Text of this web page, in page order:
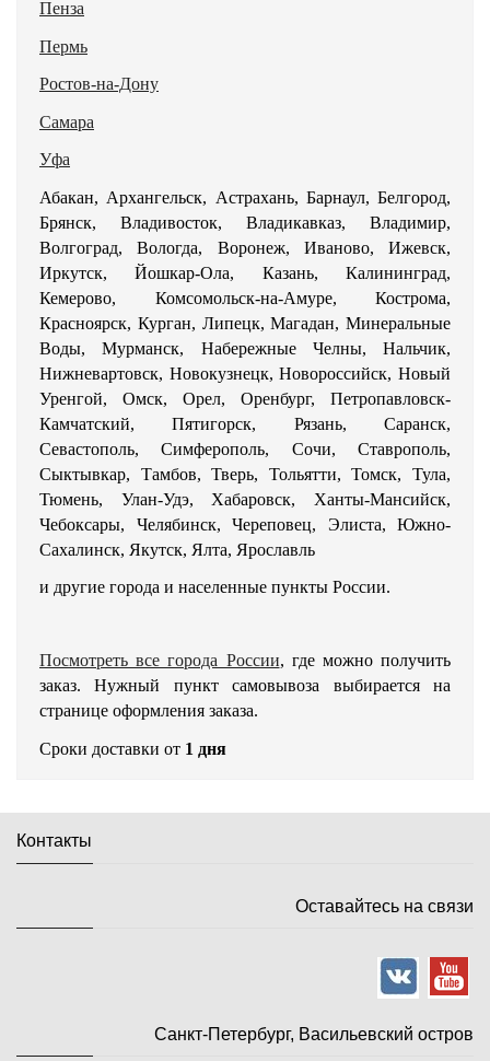
Пенза
Пермь
Ростов-на-Дону
Самара
Уфа
Абакан, Архангельск, Астрахань, Барнаул, Белгород,
Брянск, Владивосток, Владикавказ, Владимир,
Волгоград, Вологда, Воронеж, Иваново, Ижевск,
Иркутск, Йошкар-Ола, Казань, Калининград,
Кемерово, Комсомольск-на-Амуре, Кострома,
Красноярск, Курган, Липецк, Магадан, Минеральные
Воды, Мурманск, Набережные Челны, Нальчик,
Нижневартовск, Новокузнецк, Новороссийск, Новый
Уренгой, Омск, Орел, Оренбург, Петропавловск-
Камчатский, Пятигорск, Рязань, Саранск,
Севастополь, Симферополь, Сочи, Ставрополь,
Сыктывкар, Тамбов, Тверь, Тольятти, Томск, Тула,
Тюмень, Улан-Удэ, Хабаровск, Ханты-Мансийск,
Чебоксары, Челябинск, Череповец, Элиста, Южно-
Сахалинск, Якутск, Ялта, Ярославль
и другие города и населенные пункты России.
Посмотреть все города России, где можно получить
заказ. Нужный пункт самовывоза выбирается на
странице оформления заказа.
Сроки доставки от 1 дня
Контакты
Оставайтесь на связи
Санкт-Петербург, Васильевский остров